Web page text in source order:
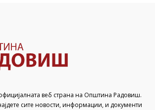
веб страна на Општина Радовиш.
сите новости, информации, и документи